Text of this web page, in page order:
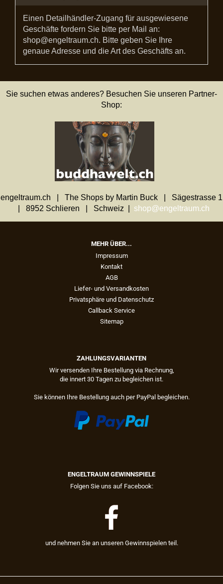
Einen Detailhändler-Zugang für ausgewiesene
Geschäfte fordern Sie bitte per Mail an:
shop@engeltraum.ch. Bitte geben Sie Ihre
genaue Adresse und die Art des Geschäfts an.
Sie suchen etwas anderes? Besuchen Sie unseren Partner-
Shop:
engeltraum.ch | The Shops by Martin Buck | Sägestrasse 1
| 8952 Schlieren | Schweiz | shop@engeltraum.ch
MEHR ÜBER...
Impressum
Kontakt
AGB
Liefer- und Versandkosten
Privatsphäre und Datenschutz
Callback Service
Sitemap
ZAHLUNGSVARIANTEN
Wir versenden Ihre Bestellung via Rechnung,
die innert 30 Tagen zu begleichen ist.
Sie können Ihre Bestellung auch per PayPal begleichen.
ENGELTRAUM GEWINNSPIELE
Folgen Sie uns auf Facebook:
und nehmen Sie an unseren Gewinnspielen teil.